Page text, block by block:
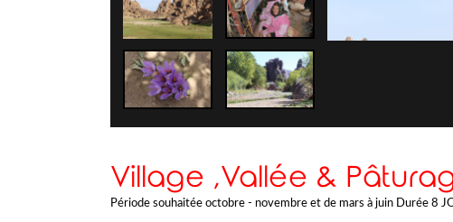
Village ,Vallée &
Période souhaitée octobre - novembre et de mars à juin Durée 8